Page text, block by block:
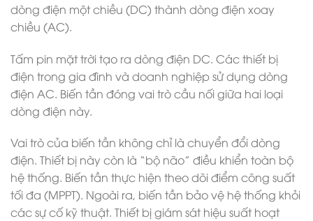
dòng điện một chiều (DC) thành dòng điện xoay
chiều (AC).
Tấm pin mặt trời tạo ra dòng điện DC. Các thiết bị
điện trong gia đình và doanh nghiệp sử dụng dòng
điện AC. Biến tần đóng vai trò cầu nối giữa hai loại
dòng điện này.
Vai trò của biến tần không chỉ là chuyển đổi dòng
điện. Thiết bị này còn là “bộ não” điều khiển toàn bộ
hệ thống. Biến tần thực hiện theo dõi điểm công suất
tối đa (MPPT). Ngoài ra, biến tần bảo vệ hệ thống khỏi
các sự cố kỹ thuật. Thiết bị giám sát hiệu suất hoạt